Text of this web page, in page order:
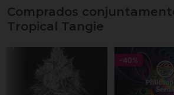
Comprados
Tropical Tangie
-40%